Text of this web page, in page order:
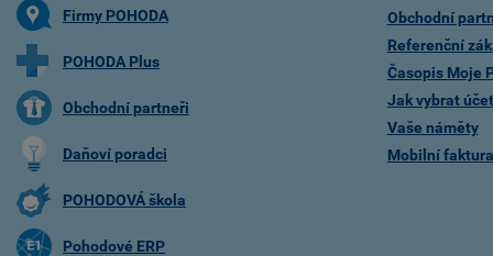
Firmy POHODA
POHODA Plus
Obchodní partneři
Daňoví poradci
POHODOVÁ škola
Pohodové ERP
Obchodní
Referenční
Časopis Moje
Jak vybrat
Vaše náměty
Mobilní